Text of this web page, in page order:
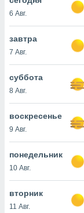
действия
на веб-
основе.
нашей
cookie
в
6 Авг.
завтра
7 Авг.
суббота
8 Авг.
воскресенье
9 Авг.
понедельник
10 Авг.
вторник
11 Авг.